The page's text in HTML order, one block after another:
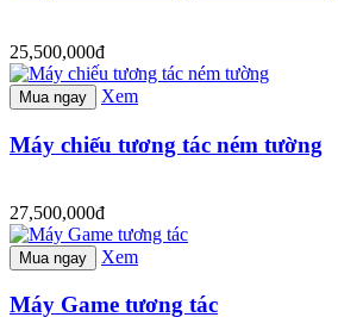
25,500,000đ
Mua ngay Xem
Máy chiếu tương tác ném tường
27,500,000đ
Mua ngay Xem
Máy Game tương tác